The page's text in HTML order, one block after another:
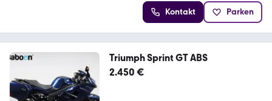
Kontakt Parken
Triumph Sprint GT ABS
2.450 €